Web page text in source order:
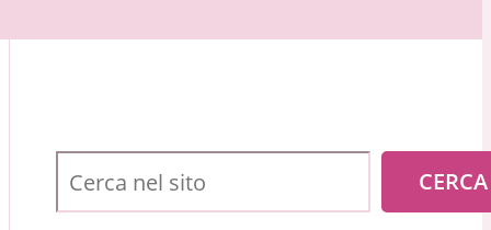
CERCA